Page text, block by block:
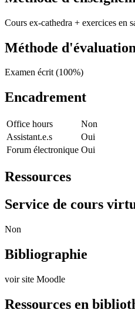
Cours ex-cathedra + exercices en
Méthode d'évaluation
Examen écrit (100%)
Encadrement
Office hours
Non
Assistant.e.s
Oui
Forum électronique Oui
Ressources
Service de cours
Non
Bibliographie
voir site Moodle
Ressources en